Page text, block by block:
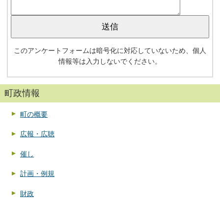
このアンケートフォームは暗号化に対応していないため、個人
情報等は入力しないでください。
町政情報
町の概要
広報・広聴
催し
計画・例規
財政